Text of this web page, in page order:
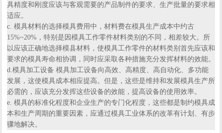
具精度和刚度应该与客观需要的产品制件的要求、生产批量的要求相
适应。
c. 模具材料的选择模具费用中，材料费在模具生产成本中约古
15%~20%，特别是因模具工作零件材料类别的不同，相差较大。所
以应该正确地选择模县材料，使模具工作零件的材料类别首先应该和
要求的模具寿命相协调，同时应采取各种措施充分发挥材料的效能。
d.模具加工设备 模具加工设备向高效、高精度、高自动化、多功能
发展，这使模具成本相应提高。但是，这些是维持和发展模具生产所
必需的，应该充分发挥这些设备的效能，提高设备的使用效率。
e. 模具的标准化程度和企业生产的专门化程度，这些都是制约模具成
本和生产周期的重要因素，应通过模具工业体系的改革有计划、有步
骤地解决。